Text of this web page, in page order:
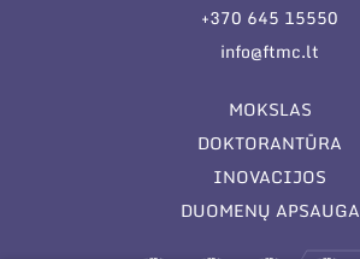
+370 645 15550
info@ftmc.lt
MOKSLAS
DOKTORANTŪRA
INOVACIJOS
DUOMENŲ APSAUGA